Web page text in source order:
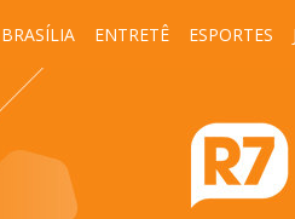
BRASÍLIA ENTRETÊ ESPORTES